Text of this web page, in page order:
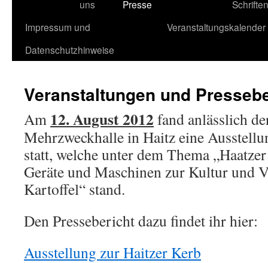
uns
Presse
Schriften
Impressum und
Datenschutzhinweise
Veranstaltungskalender
Veranstaltungen und
Am 12. August 2012 fand anlässlich
Mehrzweckhalle in Haitz eine
statt, welche unter dem Thema
Geräte und Maschinen zur Kultur und
Kartoffel“ stand.
Den Pressebericht dazu findet ihr hier:
Ausstellung zur Haitzer Kerb